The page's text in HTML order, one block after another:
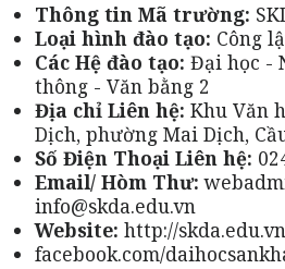
Thông tin Mã trường:
Loại hình đào tạo: Công
Các Hệ đào tạo: Đại học -
thông - Văn bằng 2
Địa chỉ Liên hệ: Khu Văn
Dịch, phường Mai Dịch,
Số Điện Thoại Liên hệ:
Email/ Hòm Thư:
info@skda.edu.vn
Website: http://
facebook.com/